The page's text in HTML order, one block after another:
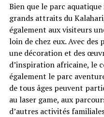
Bien que le parc
grands attraits du
également aux visiteurs
loin de chez eux. Avec des
une décoration et des
d’inspiration africaine, le
également le parc
de tous âges peuvent
au laser game, aux
d’autres activités